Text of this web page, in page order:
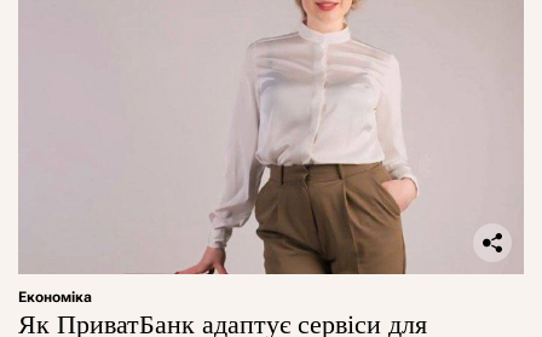
Економіка
Як ПриватБанк адаптує сервіси для